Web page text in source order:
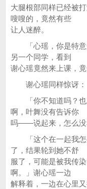
大腿根部同样已经被
嗖嗖的，竟然有些
让人迷醉。
「心瑶，你是特意
另一个同学，看到
谢心瑶竟然来上课，竟
谢心瑶同样惊讶：
「你不知道吗？也
啊，叶舞没有告诉你
吗——说起来，怎么没
「这个在一起我怎
了，结果轮到她不舒
服了，可能是被我传
啊。」谢心瑶一边
解释着，一边在心里